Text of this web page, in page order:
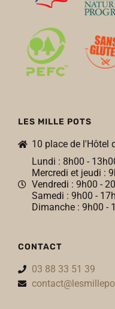
LES MILLE POTS
10 place de l'Hôtel
Lundi : 8h00 -
Mercredi et jeudi :
Vendredi : 9h00 -
Samedi : 9h00 -
Dimanche : 9h00 -
CONTACT
03 88 33 51 39